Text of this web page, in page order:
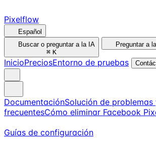
Pixelflow
Español
Buscar o preguntar a la IA
⌘ K
Preguntar a
InicioPreciosEntorno de pruebas
DocumentaciónSolución de
frecuentesCómo eliminar Facebook
Guías de configuración